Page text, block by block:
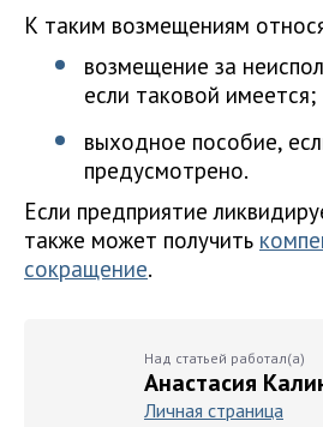
К таким возмещениям
возмещение за
если таковой имеется;
выходное пособие,
предусмотрено.
Если предприятие
также может получить
сокращение.
Над статьей работал(а)
Анастасия
Личная страница